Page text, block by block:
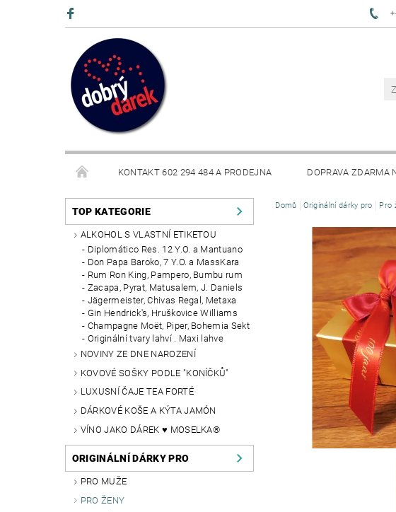
KONTAKT 602 294 484 A PRODEJNA DOPRAVA ZDARMA
BLOG
TOP KATEGORIE
ALKOHOL S VLASTNÍ ETIKETOU
Diplomático Res. 12 Y.O. a Mantuano
Don Papa Baroko, 7 Y.O. a MassKara
Rum Ron King, Pampero, Bumbu rum
Zacapa, Pyrat, Matusalem, J. Daniels
Jägermeister, Chivas Regal, Metaxa
Gin Hendrick's, Hruškovice Williams
Champagne Moët, Piper, Bohemia Sekt
Originální tvary lahví . Maxi lahve
NOVINY ZE DNE NAROZENÍ
KOVOVÉ SOŠKY PODLE "KONÍČKŮ"
LUXUSNÍ ČAJE TEA FORTÉ
DÁRKOVÉ KOŠE A KÝTA JAMÓN
VÍNO JAKO DÁREK ♥ MOSELKA®
ORIGINÁLNÍ DÁRKY PRO
PRO MUŽE
PRO ŽENY
Domů Originální dárky pro Pro